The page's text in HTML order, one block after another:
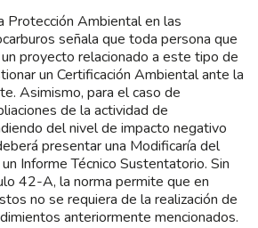
Protección Ambiental en las
señala que toda persona que
proyecto relacionado a este tipo de
un Certificación Ambiental ante la
Asimismo, para el caso de
de la actividad de
del nivel de impacto negativo
presentar una Modificaría del
Informe Técnico Sustentatorio. Sin
42-A, la norma permite que en
no se requiera de la realización de
anteriormente mencionados.